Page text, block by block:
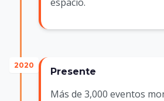
2020
Presente
Más de 3,000 eventos